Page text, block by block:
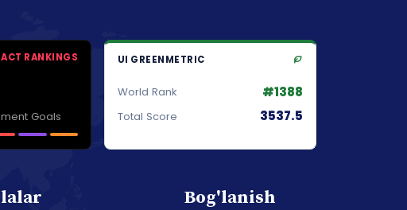
RANKINGS
Goals
UI GREENMETRIC
World Rank #1388
Total Score 3537.5
Bog'lanish